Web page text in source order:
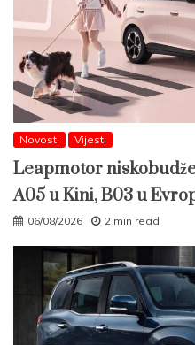
Novosti Vijesti
Leapmotor
A05 u Kini, B03 u
06/08/2026 2 min read